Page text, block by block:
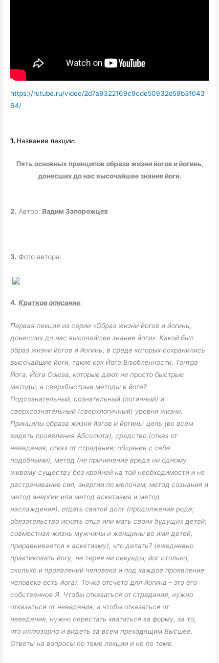
https://rutube.ru/video/2d7a9322169c9cde50932d59b3f043
64/
1. Название лекции:
Пять основных принципов образа жизни йогов и йогинь,
донесших до нас высочайшее знание йоги.
2. Автор: Вадим Запорожцев
3. Фото автора:
4. Краткое описание:
Первая лекция из серии «Образ жизни йогов и йогинь,
донесших до нас высочайшее знание йоги». Какой был
образ жизни йогов и йогинь, в среде которых сохранились
высочайшие йоги, такие как Йога Влюбленности, Тантра
Йога, Йога Союза, которые дают не просто быстрые
методы, а сверхбыстрые методы в йоге?
Подсознательный, сознательный (логичный) и
сверхсознательный (сверхлогичный) уровни жизни.
Принципы образа жизни йогов и йогинь: цель (во всем
видеть проявления Абсолюта), средство (отказ от
неведения, отказ от страдания; общение с себе
подобными), метод (не причинение вреда ни одному
живому существу без крайней на той необходимости и не
растрачивание сил, энергии по мелочам; метод сознания и
метод энергии или метод аскетизма и метод
наслаждения), отдать святой долг (продолжение рода;
обязательство искать отца или мать своих будущих детей;
совместная жизнь мужчины и женщины во имя детей,
приравнивается к аскетизму), что делать? (ежедневно
практиковать йогу, не теряя ни секунды; йог столько,
сколько и проявлений человека и под каждое проявление
человека есть йога). Точка отсчета для йогина – это его
собственное Я. Чтобы отказаться от страдания, нужно
отказаться от неведения, а чтобы отказаться от
неведения, нужно перестать хвататься за форму, за то,
что иллюзорно и видеть за всем преходящим Высшее.
Ответы на вопросы по теме лекции и не по теме.